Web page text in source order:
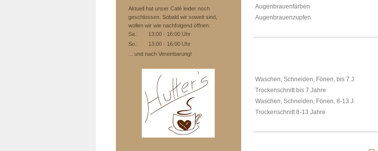
Augenbrauenfärben
Augenbrauenzupfen
Waschen, Schneiden, Fönen, bis 7 J.
Trockenschnitt bis 7 Jahre
Waschen, Schneiden, Fönen, 8-13 J.
Trockenschnitt 8-13 Jahre
Aktuell hat unser Café leider noch
geschlossen. Sobald wir soweit sind,
wollen wir wie nachfolgend öffnen:
Sa.: 13:00 - 16:00 Uhr
So.: 13:00 - 16:00 Uhr
... und nach Vereinbarung!